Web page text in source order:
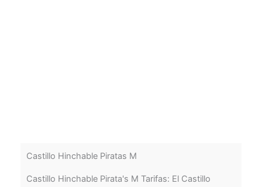
Castillo Hinchable Piratas M
Castillo Hinchable Pirata's M Tarifas: El Castillo